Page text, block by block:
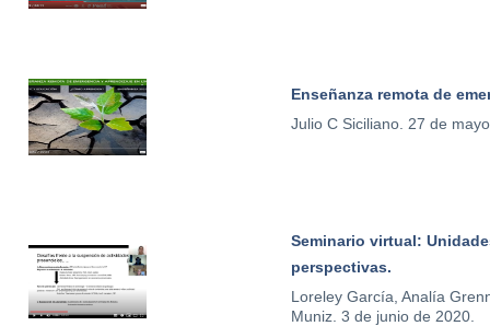
Enseñanza remota de
Julio C Siciliano. 27 de
Seminario virtual:
perspectivas.
Loreley García, Analía
Muniz. 3 de junio de 2020.